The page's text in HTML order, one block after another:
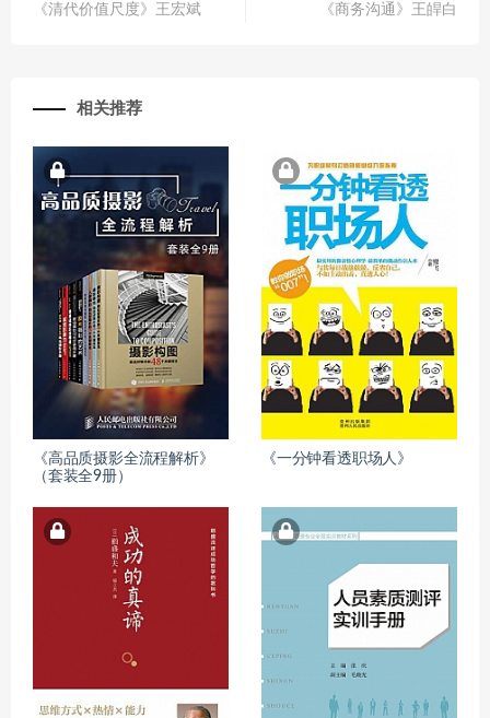
《清代价值尺度》王宏斌
《商务沟通》王皔白
相关推荐
《高品质摄影全流程解析》
（套装全9册）
《一分钟看透职场人》